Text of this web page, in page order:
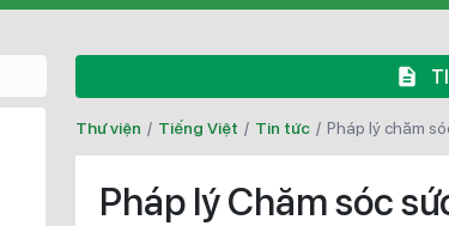
Thư viện / Tiếng Việt / Tin tức / pháp lý chăm
Pháp lý Chăm sóc